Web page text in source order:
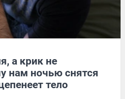
а крик не
нам ночью снятся
тело